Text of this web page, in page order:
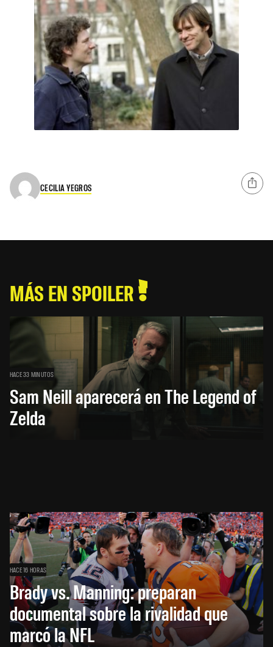
CECILIA YEGROS
MÁS EN SPOILER
HACE 33 MINUTOS
Sam Neill aparecerá en The Legend of
Zelda
HACE 16 HORAS
Brady vs. Manning: preparan
documental sobre la rivalidad que
marcó la NFL